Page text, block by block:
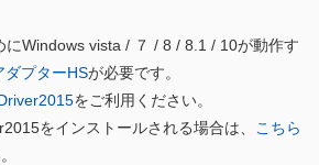
にWindows vista / ７ / 8 / 8.1 / 10が動作す
ダプターHSが必要です。
をご利用ください。
をインストールされる場合は、
こちら